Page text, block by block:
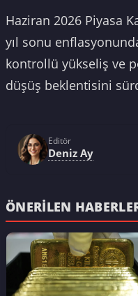
Haziran 2026 Piyasa
yıl sonu
kontrollü yükseliş ve
düşüş beklentisini
Editör
Deniz Ay
ÖNERILEN